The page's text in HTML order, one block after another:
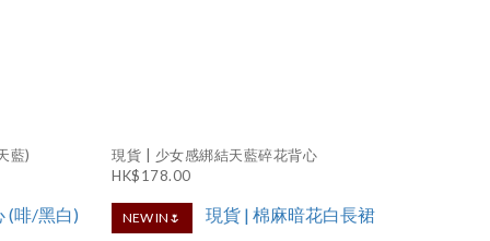
藍)
現貨 | 少女感綁結天藍碎花背心
HK$178.00
NEW IN🌷